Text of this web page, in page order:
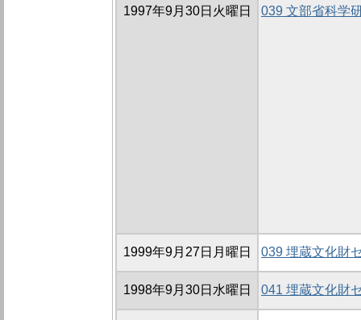
1997年9月30日火曜日 039 文部省科学
1999年9月27日月曜日 039 埋蔵文化財
1998年9月30日水曜日 041 埋蔵文化財